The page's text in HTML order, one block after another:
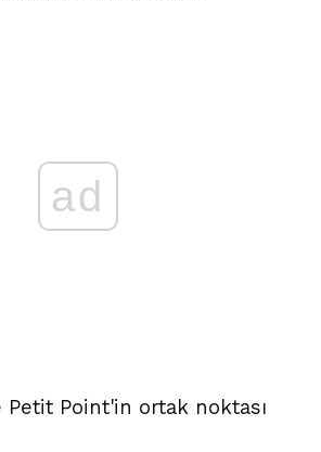
ad
Point'in ortak noktası